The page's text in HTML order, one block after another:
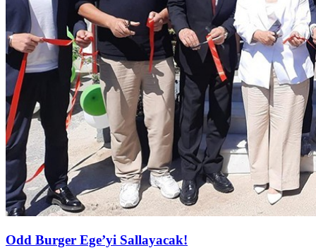
Odd Burger Ege’yi Sallayacak!